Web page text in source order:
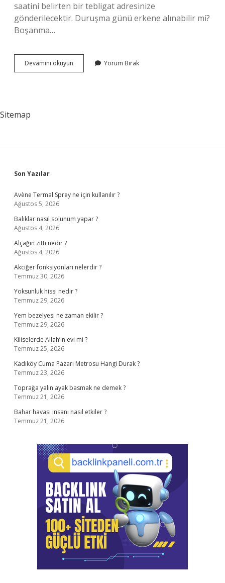
saatini belirten bir tebligat adresinize
gönderilecektir. Duruşma günü erkene alınabilir mi?
Boşanma…
Devamını okuyun Duruşma
Günü
Yorum Bırak
Sitemap
Sidebar
Son Yazılar
Avène Termal Sprey ne için kullanılır ?
Ağustos 5, 2026
Balıklar nasıl solunum yapar ?
Ağustos 4, 2026
Alçağın zıttı nedir ?
Ağustos 4, 2026
Akciğer fonksiyonları nelerdir ?
Temmuz 30, 2026
Yoksunluk hissi nedir ?
Temmuz 29, 2026
Yem bezelyesi ne zaman ekilir ?
Temmuz 29, 2026
Kiliselerde Allah’ın evi mi ?
Temmuz 25, 2026
Kadıköy Cuma Pazarı Metrosu Hangi Durak ?
Temmuz 23, 2026
Toprağa yalın ayak basmak ne demek ?
Temmuz 21, 2026
Bahar havası insanı nasıl etkiler ?
Temmuz 21, 2026